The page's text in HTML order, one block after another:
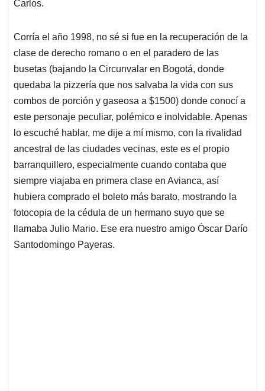
A
p
k
n
Carlos.
Corría el año 1998, no sé si fue en la recuperación de la
clase de derecho romano o en el paradero de las
busetas (bajando la Circunvalar en Bogotá, donde
quedaba la pizzería que nos salvaba la vida con sus
combos de porción y gaseosa a $1500) donde conocí a
este personaje peculiar, polémico e inolvidable. Apenas
lo escuché hablar, me dije a mí mismo, con la rivalidad
ancestral de las ciudades vecinas, este es el propio
barranquillero, especialmente cuando contaba que
siempre viajaba en primera clase en Avianca, así
hubiera comprado el boleto más barato, mostrando la
fotocopia de la cédula de un hermano suyo que se
llamaba Julio Mario. Ese era nuestro amigo Óscar Darío
Santodomingo Payeras.